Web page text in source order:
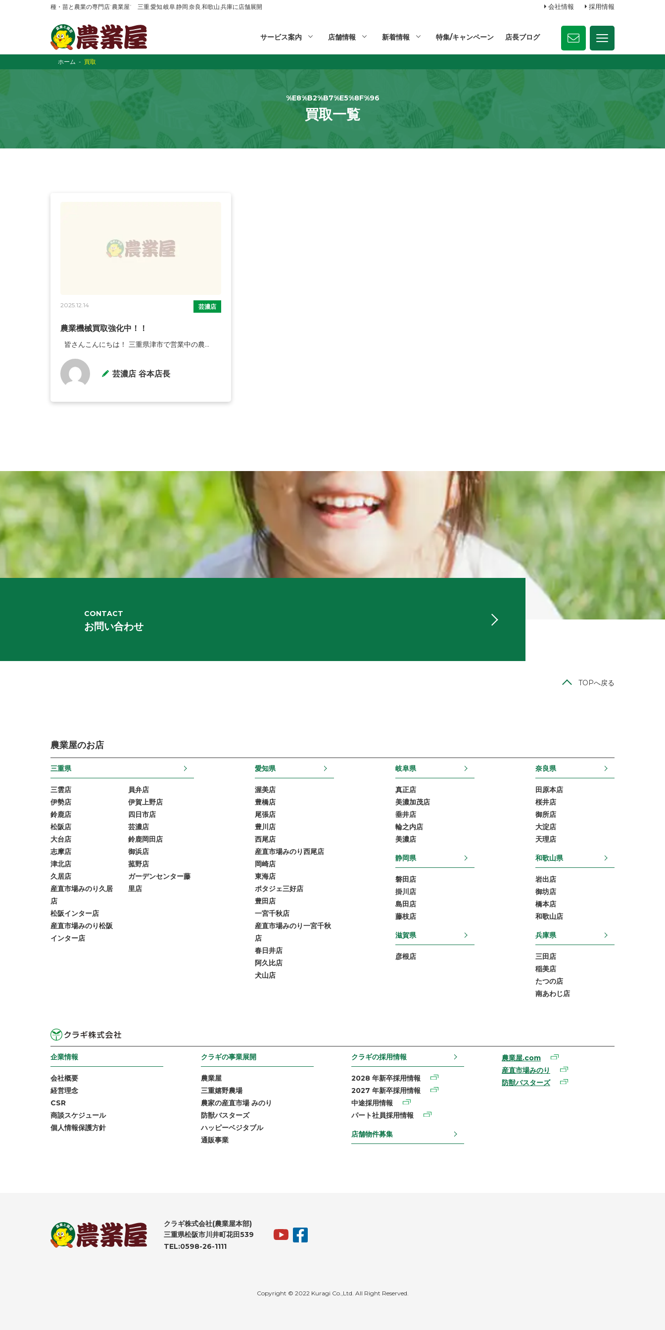
種・苗と農業の専門店“農業屋” 三重,愛知,岐阜,静岡,奈良,和歌山,兵庫に店舗展開 会社情報 採用情報
サービス案内 店舗情報 新着情報 特集/キャンペーン 店長ブログ
ホーム 買取
%E8%B2%B7%E5%8F%96
買取一覧
2025.12.14 芸濃店
農業機械買取強化中！！
皆さんこんにちは！ 三重県津市で営業中の農...
芸濃店 谷本店長
CONTACT
お問い合わせ
TOPへ戻る
農業屋のお店
三重県
三雲店
伊勢店
鈴鹿店
松阪店
大台店
志摩店
津北店
久居店
産直市場みのり久居
店
松阪インター店
産直市場みのり松阪
インター店
員弁店
伊賀上野店
四日市店
芸濃店
鈴鹿岡田店
御浜店
菰野店
ガーデンセンター藤
里店
愛知県
渥美店
豊橋店
尾張店
豊川店
西尾店
産直市場みのり西尾店
岡崎店
東海店
ポタジェ三好店
豊田店
一宮千秋店
産直市場みのり一宮千秋
店
春日井店
阿久比店
犬山店
岐阜県
真正店
美濃加茂店
垂井店
輪之内店
美濃店
静岡県
磐田店
掛川店
島田店
藤枝店
滋賀県
彦根店
奈良県
田原本店
桜井店
御所店
大淀店
天理店
和歌山県
岩出店
御坊店
橋本店
和歌山店
兵庫県
三田店
稲美店
たつの店
南あわじ店
企業情報
会社概要
経営理念
CSR
商談スケジュール
個人情報保護方針
クラギの事業展開
農業屋
三重嬉野農場
農家の産直市場 みのり
防獣バスターズ
ハッピーベジタブル
通販事業
クラギの採用情報
2028 年新卒採用情報
2027 年新卒採用情報
中途採用情報
パート社員採用情報
店舗物件募集
農業屋.com
産直市場みのり
防獣バスターズ
クラギ株式会社(農業屋本部)
三重県松阪市川井町花田539
TEL:0598-26-1111
Copyright © 2022 Kuragi Co.,Ltd. All Right Reserved.